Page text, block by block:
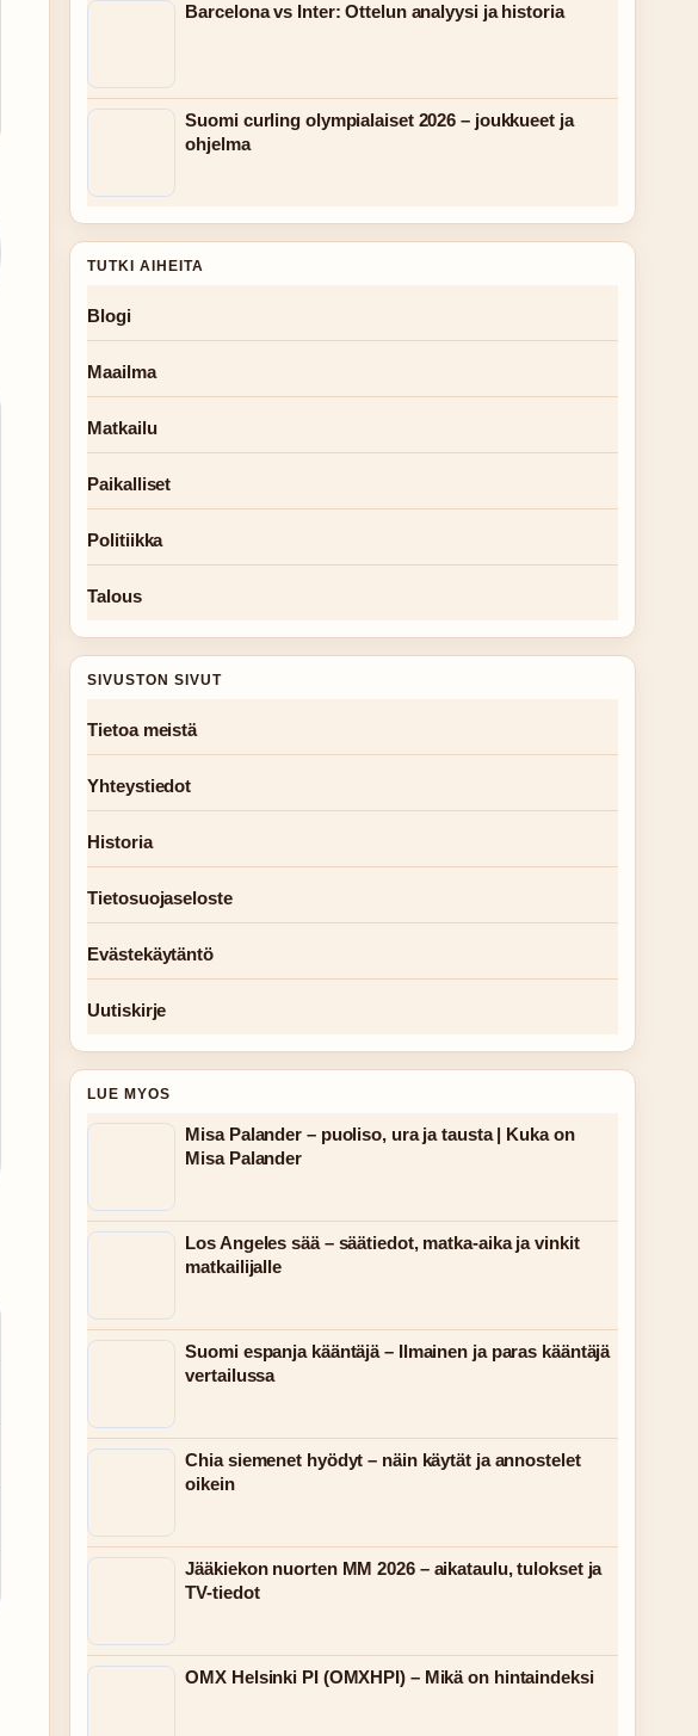
Barcelona vs Inter: Ottelun analyysi ja historia
Suomi curling olympialaiset 2026 – joukkueet ja
ohjelma
TUTKI AIHEITA
Blogi
Maailma
Matkailu
Paikalliset
Politiikka
Talous
SIVUSTON SIVUT
Tietoa meistä
Yhteystiedot
Historia
Tietosuojaseloste
Evästekäytäntö
Uutiskirje
LUE MYOS
Misa Palander – puoliso, ura ja tausta | Kuka on
Misa Palander
Los Angeles sää – säätiedot, matka-aika ja vinkit
matkailijalle
Suomi espanja kääntäjä – Ilmainen ja paras kääntäjä
vertailussa
Chia siemenet hyödyt – näin käytät ja annostelet
oikein
Jääkiekon nuorten MM 2026 – aikataulu, tulokset ja
TV-tiedot
OMX Helsinki PI (OMXHPI) – Mikä on hintaindeksi